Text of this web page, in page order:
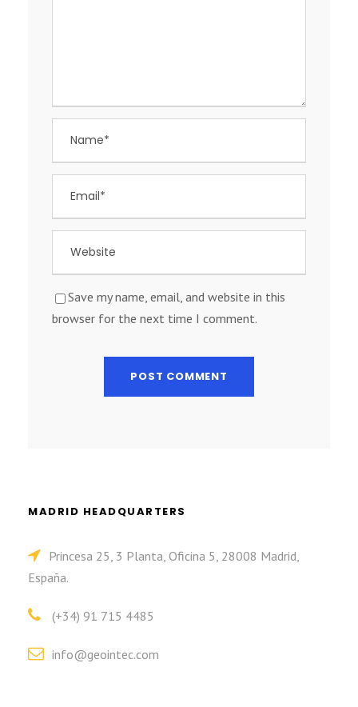
Save my name, email, and website in this
browser for the next time I comment.
MADRID HEADQUARTERS
Princesa 25, 3 Planta, Oficina 5, 28008 Madrid,
España.
(+34) 91 715 4485
info@geointec.com